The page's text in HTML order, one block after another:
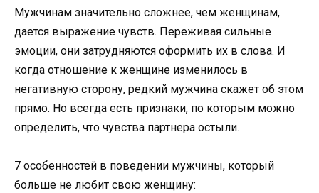
Мужчинам значительно сложнее, чем женщинам,
дается выражение чувств. Переживая сильные
эмоции, они затрудняются оформить их в слова. И
когда отношение к женщине изменилось в
негативную сторону, редкий мужчина скажет об этом
прямо. Но всегда есть признаки, по которым можно
определить, что чувства партнера остыли.
7 особенностей в поведении мужчины, который
больше не любит свою женщину: